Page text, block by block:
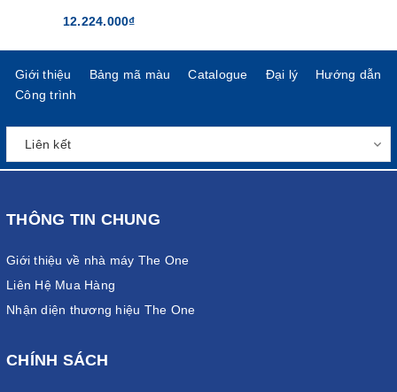
12.224.000₫
Giới thiệu Bảng mã màu Catalogue Đại lý
Hướng dẫn
Công trình
THÔNG TIN CHUNG
Giới thiệu về nhà máy The One
Liên Hệ Mua Hàng
Nhận diện thương hiệu The One
CHÍNH SÁCH